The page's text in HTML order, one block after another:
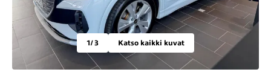
1/ 3 Katso kaikki kuvat